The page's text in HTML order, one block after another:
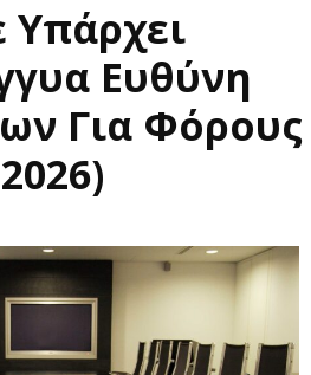
Υπάρχει
Ευθύνη
Για Φόρους